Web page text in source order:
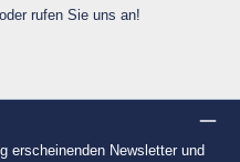
oder rufen Sie uns an!
erscheinenden Newsletter und